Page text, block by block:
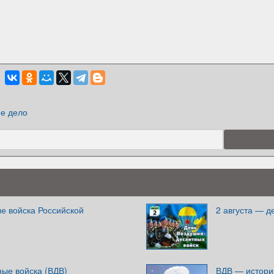
дело
войска Российской 2 августа —
войска (ВДВ) ВДВ —